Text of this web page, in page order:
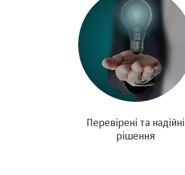
Перевірені та надійні
рішення